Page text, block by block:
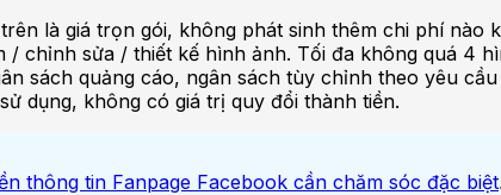
trên là giá trọn gói, không phát sinh thêm chi phí nào
/ chỉnh sửa / thiết kế hình ảnh. Tối đa không quá 4
sách quảng cáo, ngân sách tùy chỉnh theo yêu
dụng, không có giá trị quy đổi thành tiền.
thông tin Fanpage Facebook cần chăm sóc đặc biệt.